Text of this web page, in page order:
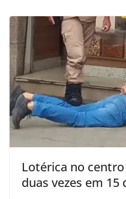
Lotérica no
duas vezes em 15